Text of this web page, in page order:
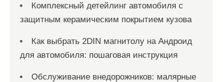
Комплексный детейлинг автомобиля с
защитным керамическим покрытием кузова
Как выбрать 2DIN магнитолу на Андроид
для автомобиля: пошаговая инструкция
Обслуживание внедорожников: малярные